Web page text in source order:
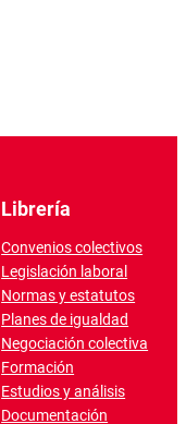
Librería
Convenios colectivos
Legislación laboral
Normas y estatutos
Planes de igualdad
Negociación colectiva
Formación
Estudios y análisis
Documentación